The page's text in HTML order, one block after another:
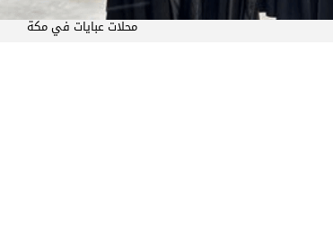
محلات عبايات في مكة